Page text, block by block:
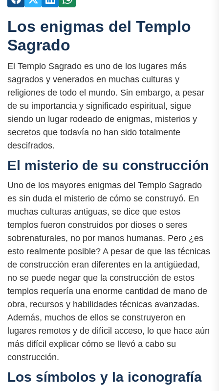
Los enigmas del Templo
Sagrado
El Templo Sagrado es uno de los lugares más
sagrados y venerados en muchas culturas y
religiones de todo el mundo. Sin embargo, a pesar
de su importancia y significado espiritual, sigue
siendo un lugar rodeado de enigmas, misterios y
secretos que todavía no han sido totalmente
descifrados.
El misterio de su construcción
Uno de los mayores enigmas del Templo Sagrado
es sin duda el misterio de cómo se construyó. En
muchas culturas antiguas, se dice que estos
templos fueron construidos por dioses o seres
sobrenaturales, no por manos humanas. Pero ¿es
esto realmente posible? A pesar de que las técnicas
de construcción eran diferentes en la antigüedad,
no se puede negar que la construcción de estos
templos requería una enorme cantidad de mano de
obra, recursos y habilidades técnicas avanzadas.
Además, muchos de ellos se construyeron en
lugares remotos y de difícil acceso, lo que hace aún
más difícil explicar cómo se llevó a cabo su
construcción.
Los símbolos y la iconografía